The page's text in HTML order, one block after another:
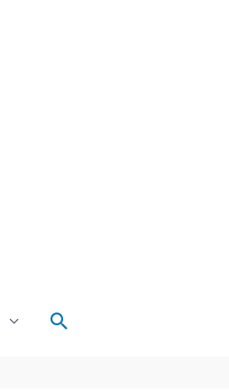
Rechercher